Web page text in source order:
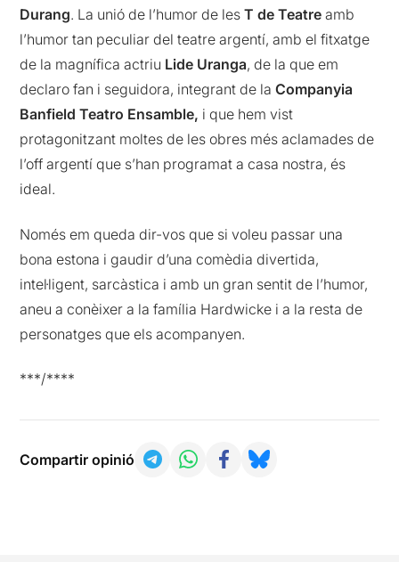
Durang. La unió de l’humor de lesT de Teatre amb
l’humor tan peculiar del teatre argentí, amb el fitxatge
de la magnífica actriu Lide Uranga, de la que em
declaro fan i seguidora, integrant de laCompanyia
Banfield Teatro Ensamble, i que hem vist
protagonitzant moltes de les obres més aclamades de
l’off argentí que s’han programat a casa nostra, és
ideal.
Només em queda dir-vos que si voleu passar una
bona estona i gaudir d’una comèdia divertida,
intel·ligent, sarcàstica i amb un gran sentit de l’humor,
aneu a conèixer a la família Hardwicke i a la resta de
personatges que els acompanyen.
***/****
Compartir opinió